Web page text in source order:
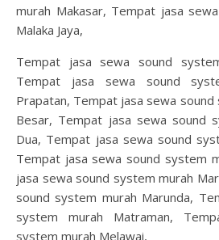
murah Makasar, Tempat jasa
Malaka Jaya,
Tempat jasa sewa sound
Tempat jasa sewa sound
Prapatan, Tempat jasa sewa
Besar, Tempat jasa sewa sound
Dua, Tempat jasa sewa sound
Tempat jasa sewa sound system
jasa sewa sound system murah
sound system murah Marunda,
system murah Matraman,
system murah Melawai,